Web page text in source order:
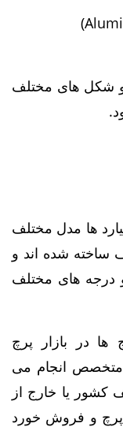
و شکل های مختلف
ها مدل مختلف
ساخته شده‌ اند و
درجه‌ های مختلف
در بازار پرچ
انجام می
یا خارج از
و فروش خورد